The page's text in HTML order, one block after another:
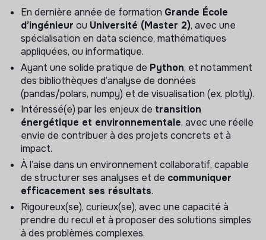
En dernière année de formation Grande École
d’ingénieur ou Université (Master 2), avec une
spécialisation en data science, mathématiques
appliquées, ou informatique.
Ayant une solide pratique de Python, et notamment
des bibliothèques d’analyse de données
(pandas/polars, numpy) et de visualisation (ex. plotly).
Intéressé(e) par les enjeux de transition
énergétique et environnementale, avec une réelle
envie de contribuer à des projets concrets et à
impact.
À l’aise dans un environnement collaboratif, capable
de structurer ses analyses et de communiquer
efficacement ses résultats.
Rigoureux(se), curieux(se), avec une capacité à
prendre du recul et à proposer des solutions simples
à des problèmes complexes.